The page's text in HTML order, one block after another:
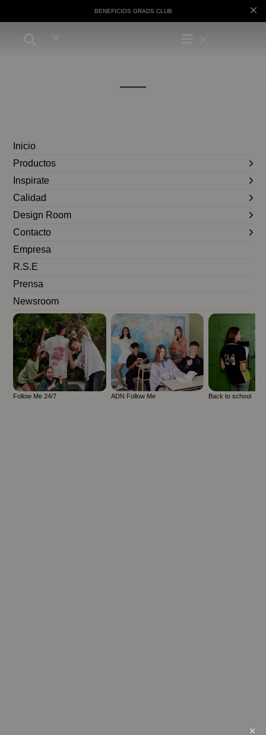
BENEFICIOS GRADS CLUB
Inicio
Productos
Inspirate
Calidad
Design Room
Contacto
Empresa
R.S.E
Prensa
Newsroom
Follow Me 24/7 ADN Follow Me Back to school